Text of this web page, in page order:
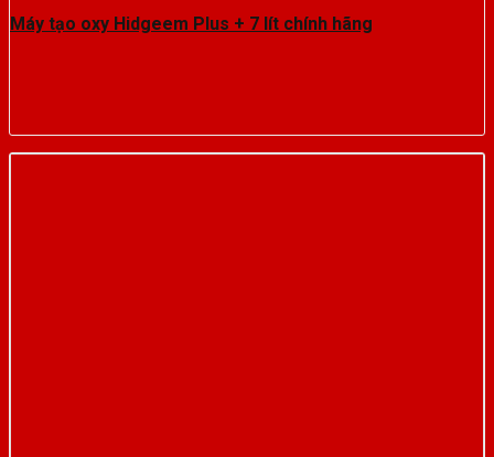
Máy tạo oxy Hidgeem Plus + 7 lít chính hãng